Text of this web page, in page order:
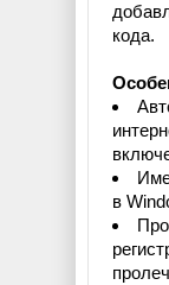
кода.
в